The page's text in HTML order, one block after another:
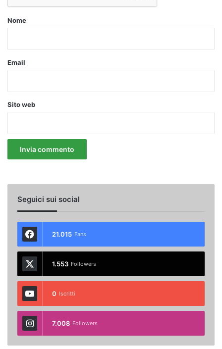
Nome
Email
Sito web
Seguici sui social
21.015 Fans
1.553 Followers
0 Iscritti
7.008 Followers